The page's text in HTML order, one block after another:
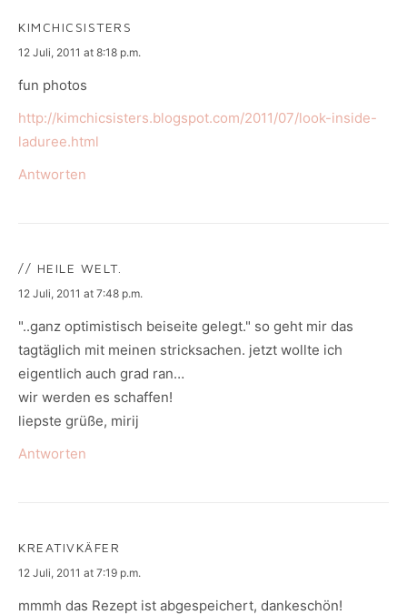
KIMCHICSISTERS
says:
12 Juli, 2011 at 8:18 p.m.
fun photos
http://kimchicsisters.blogspot.com/2011/07/look-inside-
laduree.html
Antworten
// HEILE WELT.
says:
12 Juli, 2011 at 7:48 p.m.
"..ganz optimistisch beiseite gelegt." so geht mir das
tagtäglich mit meinen stricksachen. jetzt wollte ich
eigentlich auch grad ran…
wir werden es schaffen!
liepste grüße, mirij
Antworten
KREATIVKÄFER
says:
12 Juli, 2011 at 7:19 p.m.
mmmh das Rezept ist abgespeichert, dankeschön!